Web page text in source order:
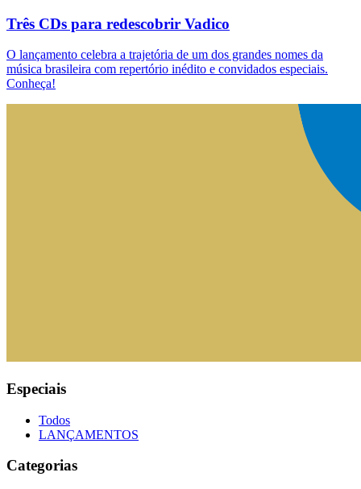
Três CDs para redescobrir Vadico
O lançamento celebra a trajetória de um dos grandes nomes da
música brasileira com repertório inédito e convidados especiais.
Conheça!
Especiais
Todos
LANÇAMENTOS
Categorias